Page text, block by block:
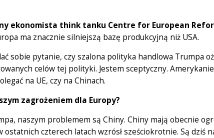
ekonomista think tanku Centre for European
ma znacznie silniejszą bazę produkcyjną niż USA.
sobie pytanie, czy szalona polityka handlowa Trumpa
celów tej polityki. Jestem sceptyczny.
na UE, czy na Chinach.
zagrożeniem dla Europy?
naszym problemem są Chiny. Chiny mają obecnie
ostatnich czterech latach wzrósł sześciokrotnie. Są dziś